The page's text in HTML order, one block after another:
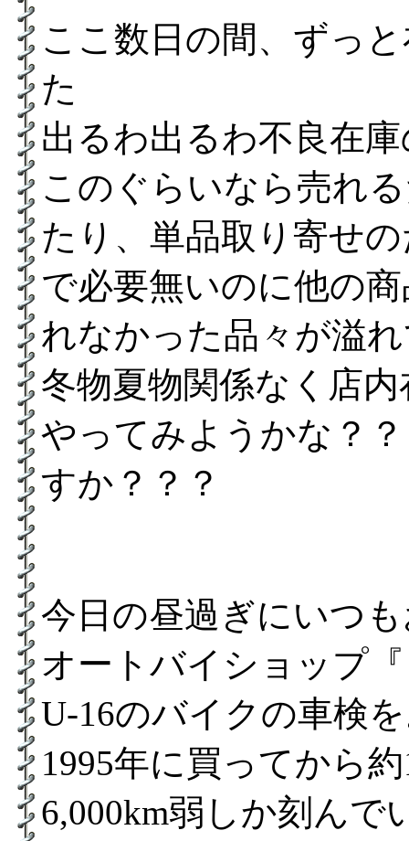
ここ数日の間、ずっ
た
出るわ出るわ不良在
このぐらいなら売れ
たり、単品取り寄せ
で必要無いのに他の
れなかった品々が溢
冬物夏物関係なく店
やってみようかな？
すか？？？
今日の昼過ぎにいつ
オートバイショップ
U-16のバイクの車検
1995年に買ってから
6,000km弱しか刻んで